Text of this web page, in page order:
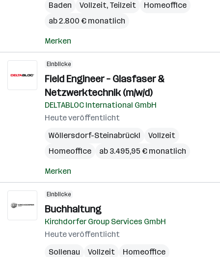
Baden
Vollzeit, Teilzeit
Homeoffice
ab 2.800 € monatlich
Merken
Einblicke
Field Engineer – Glasfaser &
Netzwerktechnik (m/w/d)
DELTABLOC International GmbH
Heute veröffentlicht
Wöllersdorf-Steinabrückl
Vollzeit
Homeoffice
ab 3.495,95 € monatlich
Merken
Einblicke
Buchhaltung
Kirchdorfer Group Services GmbH
Heute veröffentlicht
Sollenau
Vollzeit
Homeoffice